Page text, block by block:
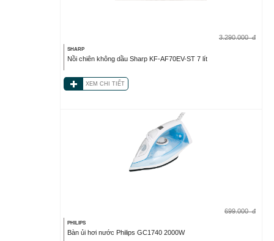
3.290.000 đ
SHARP
Nồi chiên không dầu Sharp KF-AF70EV-ST 7 lít
XEM CHI TIẾT
699.000 đ
PHILIPS
Bàn ủi hơi nước Philips GC1740 2000W